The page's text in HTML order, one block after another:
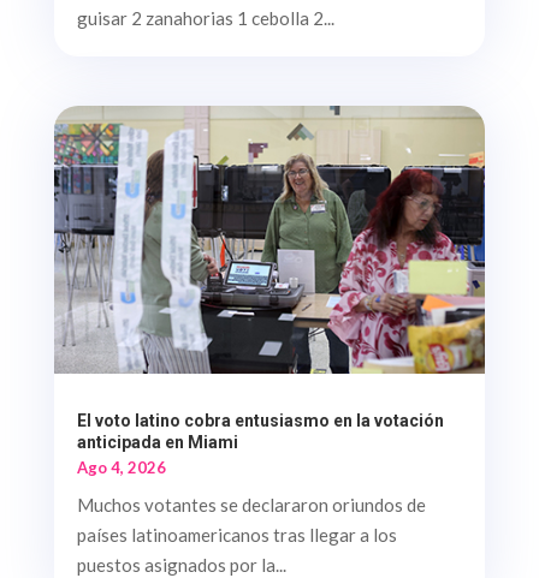
guisar 2 zanahorias 1 cebolla 2...
El voto latino cobra entusiasmo en la votación
anticipada en Miami
Ago 4, 2026
Muchos votantes se declararon oriundos de
países latinoamericanos tras llegar a los
puestos asignados por la...